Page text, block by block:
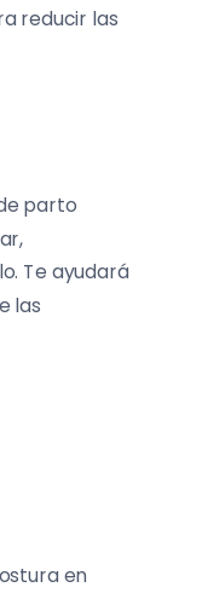
reducir las
parto
Te ayudará
las
en